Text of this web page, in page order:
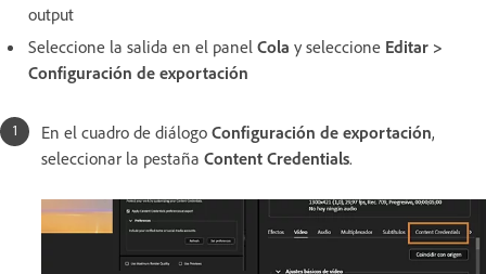
output
Seleccione la salida en el panel Cola y seleccione Editar >
Configuración de exportación
En el cuadro de diálogo Configuración de exportación,
seleccionar la pestaña Content Credentials.